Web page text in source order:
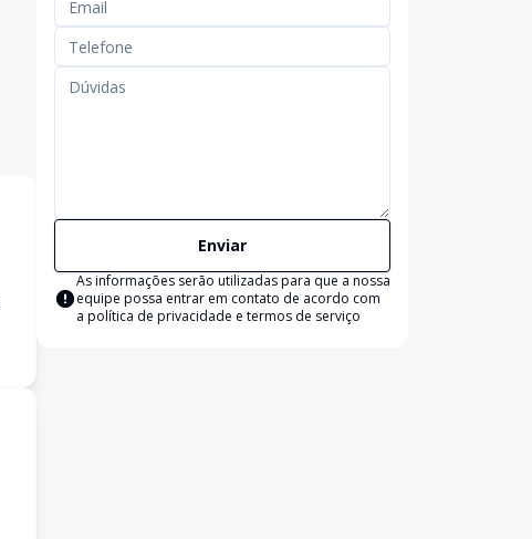
Enviar
As informações serão utilizadas para que a nossa
equipe possa entrar em contato de acordo com
a política de privacidade e termos de serviço